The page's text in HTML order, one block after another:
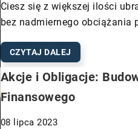
Ciesz się z większej ilości
bez nadmiernego obciążania
CZYTAJ DALEJ
Akcje i Obligacje:
Finansowego
08 lipca 2023